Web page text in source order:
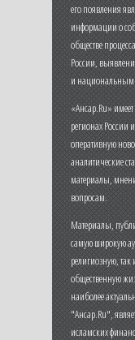
его появления
информации о
обществе
России,
и национальным
«Ансар.Ru»
регионах России
оперативную
аналитические
материалы,
вопросам.
Материалы,
самую широкую
религиозную,
общественную
наиболее
"Ансар.Ru",
исламских